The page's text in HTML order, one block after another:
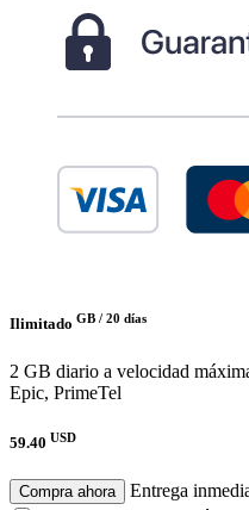
Ilimitado GB / 20 días
2 GB diario a velocidad
Epic, PrimeTel
59.40 USD
Compra ahora
Entrega